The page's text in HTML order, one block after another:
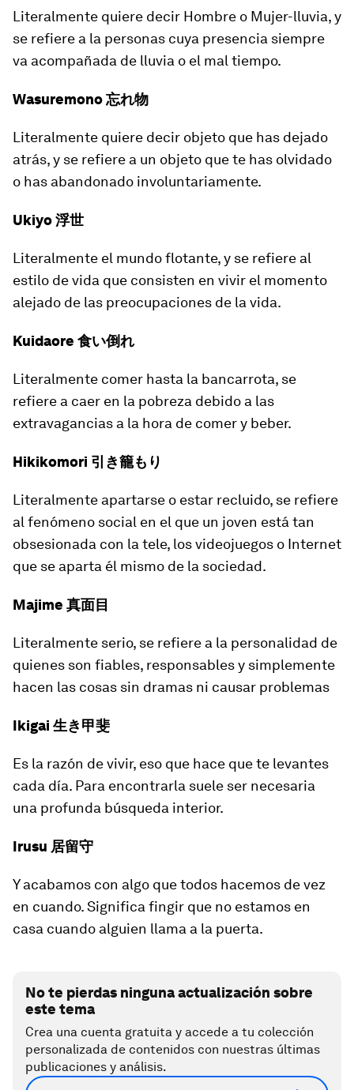
Literalmente quiere decir Hombre o Mujer-lluvia, y
se refiere a la personas cuya presencia siempre
va acompañada de lluvia o el mal tiempo.
Wasuremono 忘れ物
Literalmente quiere decir objeto que has dejado
atrás, y se refiere a un objeto que te has olvidado
o has abandonado involuntariamente.
Ukiyo 浮世
Literalmente el mundo flotante, y se refiere al
estilo de vida que consisten en vivir el momento
alejado de las preocupaciones de la vida.
Kuidaore 食い倒れ
Literalmente comer hasta la bancarrota, se
refiere a caer en la pobreza debido a las
extravagancias a la hora de comer y beber.
Hikikomori 引き籠もり
Literalmente apartarse o estar recluido, se refiere
al fenómeno social en el que un joven está tan
obsesionada con la tele, los videojuegos o Internet
que se aparta él mismo de la sociedad.
Majime 真面目
Literalmente serio, se refiere a la personalidad de
quienes son fiables, responsables y simplemente
hacen las cosas sin dramas ni causar problemas
Ikigai 生き甲斐
Es la razón de vivir, eso que hace que te levantes
cada día. Para encontrarla suele ser necesaria
una profunda búsqueda interior.
Irusu 居留守
Y acabamos con algo que todos hacemos de vez
en cuando. Significa fingir que no estamos en
casa cuando alguien llama a la puerta.
No te pierdas ninguna actualización sobre
este tema
Crea una cuenta gratuita y accede a tu colección
personalizada de contenidos con nuestras últimas
publicaciones y análisis.